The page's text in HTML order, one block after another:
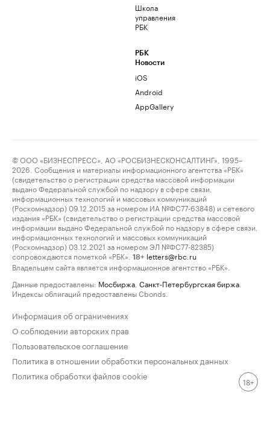
Школа
управления
РБК
РБК
Новости
iOS
Android
AppGallery
© ООО «БИЗНЕСПРЕСС», АО «РОСБИЗНЕСКОНСАЛТИНГ», 1995–
2026. Сообщения и материалы информационного агентства «РБК»
(свидетельство о регистрации средства массовой информации
выдано Федеральной службой по надзору в сфере связи,
информационных технологий и массовых коммуникаций
(Роскомнадзор) 09.12.2015 за номером ИА №ФС77-63848) и сетевого
издания «РБК» (свидетельство о регистрации средства массовой
информации выдано Федеральной службой по надзору в сфере связи,
информационных технологий и массовых коммуникаций
(Роскомнадзор) 03.12.2021 за номером ЭЛ №ФС77-82385)
сопровождаются пометкой «РБК».
18+ letters@rbc.ru
Владельцем сайта является информационное агентство «РБК».
Данные предоставлены: Мосбиржа Санкт-Петербургская биржа
Индексы облигаций предоставлены Cbonds.
Информация об ограничениях
О соблюдении авторских прав
Пользовательское соглашение
Политика в отношении обработки персональных данных
Политика обработки файлов cookie
18+